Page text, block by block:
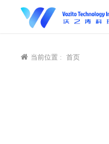
当前位置 : 首页